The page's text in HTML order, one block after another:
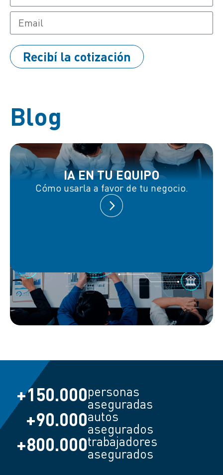
Recibí la cotización
Blog
IA EN TU EQUIPO
Cómo usarla a favor de tu negocio.
+150.000personas
aseguradas
+90.000autos
asegurados
+800.000trabajadores
asegurados